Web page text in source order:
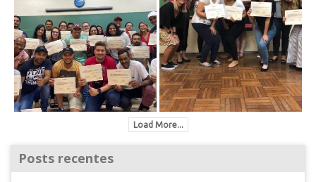
Load More...
Posts recentes